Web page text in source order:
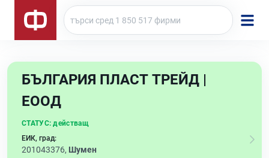
БЪЛГАРИЯ ПЛАСТ ТРЕЙД |
ЕООД
СТАТУС: действащ
ЕИК, град:
201043376, Шумен